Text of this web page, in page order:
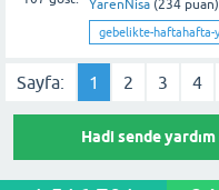
YarenNisa (234 puan)
gebelikte-haftahafta-
Sayfa: 1 2 3 4
Hadi sende